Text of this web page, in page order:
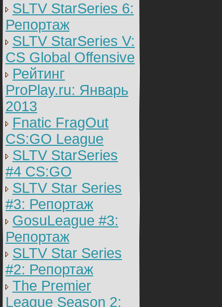
SLTV StarSeries 6:
Репортаж
SLTV StarSeries V:
CS Global Offensive
Рейтинг
ProPlay.ru: Январь
2013
Fnatic FragOut
CS:GO League
SLTV StarSeries
#4 CS:GO
SLTV Star Series
#3: Репортаж
GosuLeague #3:
Репортаж
SLTV Star Series
#2: Репортаж
The Premier
League Season 2: